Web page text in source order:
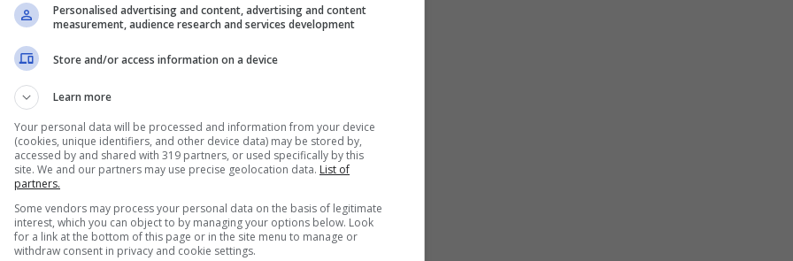
infatti, ha
il fatto ai danni di un minore
giudici hanno dovuto decretare il non
Personalised advertising and content, advertising and content
measurement, audience research and services development
Store and/or access information on a device
Learn more
Your personal data will be processed and information from your device
(cookies, unique identifiers, and other device data) may be stored by,
accessed by and shared with 319 partners, or used specifically by this
site. We and our partners may use precise geolocation data. List of
partners.
Some vendors may process your personal data on the basis of legitimate
interest, which you can object to by managing your options below. Look
for a link at the bottom of this page or in the site menu to manage or
withdraw consent in privacy and cookie settings.